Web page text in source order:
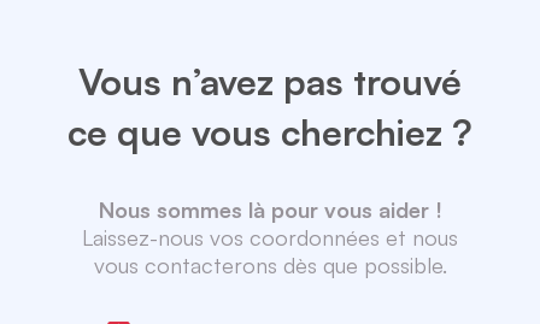
Vous n’avez pas trouvé
ce que vous cherchiez ?
Nous sommes là pour vous aider !
Laissez-nous vos coordonnées et nous
vous contacterons dès que possible.